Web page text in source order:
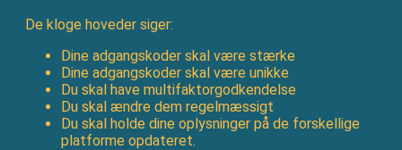
De kloge hoveder siger:
Dine adgangskoder skal være stærke
Dine adgangskoder skal være unikke
Du skal have multifaktorgodkendelse
Du skal ændre dem regelmæssigt
Du skal holde dine oplysninger på de forskellige
platforme opdateret.